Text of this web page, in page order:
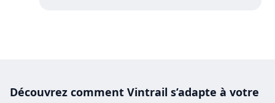
Découvrez comment Vintrail s’adapte à votre